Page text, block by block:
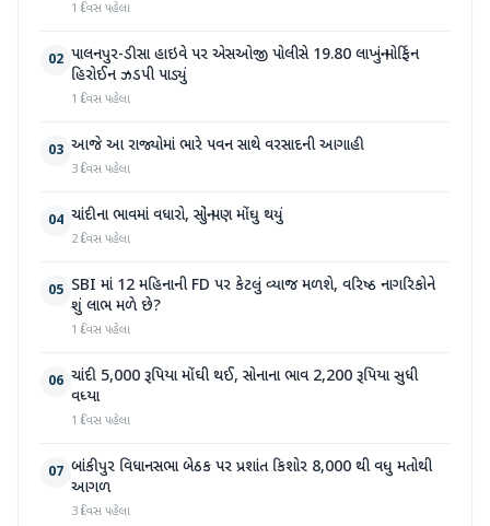
1 દિવસ પહેલા
02 પાલનપુર-ડીસા હાઇવે પર એસઓજી પોલીસે 19.80 લાખનું મોર્ફિન
હિરોઈન ઝડપી પાડ્યું
1 દિવસ પહેલા
03 આજે આ રાજ્યોમાં ભારે પવન સાથે વરસાદની આગાહી
3 દિવસ પહેલા
04 ચાંદીના ભાવમાં વધારો, સોનું પણ મોંઘુ થયું
2 દિવસ પહેલા
05 SBI માં 12 મહિનાની FD પર કેટલું વ્યાજ મળશે, વરિષ્ઠ નાગરિકોને
શું લાભ મળે છે?
1 દિવસ પહેલા
06 ચાંદી 5,000 રૂપિયા મોંઘી થઈ, સોનાના ભાવ 2,200 રૂપિયા સુધી
વધ્યા
1 દિવસ પહેલા
07 બાંકીપુર વિધાનસભા બેઠક પર પ્રશાંત કિશોર 8,000 થી વધુ મતોથી
આગળ
3 દિવસ પહેલા